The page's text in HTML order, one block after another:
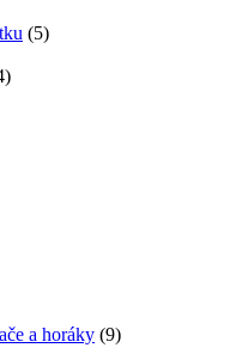
(5)
a horáky (9)